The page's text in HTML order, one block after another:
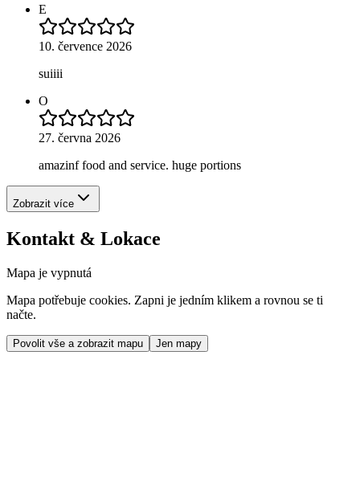
E
10. července 2026
suiiii
O
27. června 2026
amazinf food and service. huge portions
Zobrazit více
Kontakt & Lokace
Mapa je vypnutá
Mapa potřebuje cookies. Zapni je jedním klikem a rovnou se ti
načte.
Povolit vše a zobrazit mapu Jen mapy